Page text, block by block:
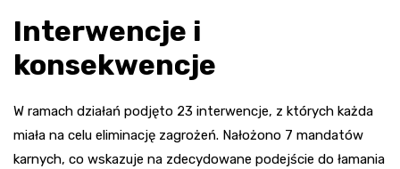
Interwencje i
konsekwencje
W ramach działań podjęto 23 interwencje, z których każda
miała na celu eliminację zagrożeń. Nałożono 7 mandatów
karnych, co wskazuje na zdecydowane podejście do łamania